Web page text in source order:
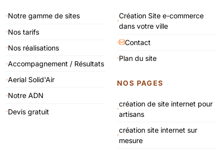
Notre gamme de sites
Nos tarifs
Nos réalisations
Accompagnement / Résultats
Aerial Solid'Air
Notre ADN
Devis gratuit
Création Site e-commerce
dans votre ville
Contact
Plan du site
NOS PAGES
création de site internet pour
artisans
création site internet sur
mesure